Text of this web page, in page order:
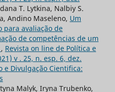
T. Lytkina, Nalbiy S.
Andino Maseleno, Um
para avaliação de
de competências de um
, Revista on line de Política e
v . 25, n. esp. 6, dez.
e Divulgação Cientifica:
Malyk, Iryna Trubenko,